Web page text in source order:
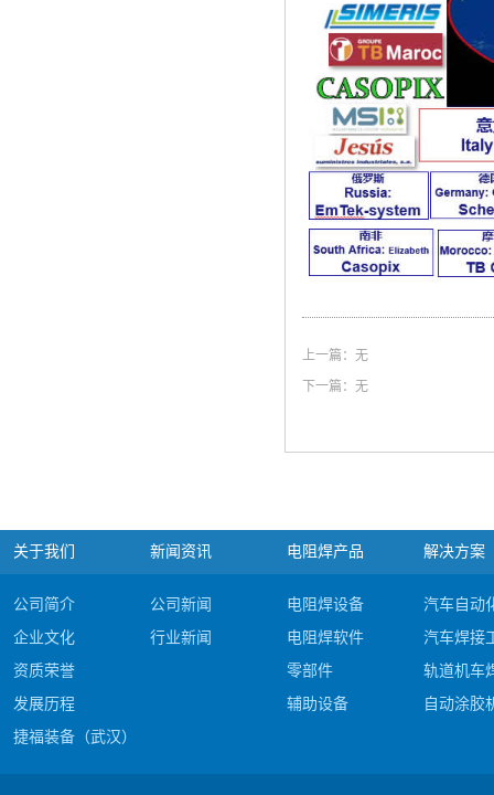
上一篇：无
下一篇：无
关于我们
公司简介
企业文化
资质荣誉
发展历程
捷福装备（武汉）股份有限公司电阻焊产品#c
新闻资讯
公司新闻
行业新闻
电阻焊产品
电阻焊设备
电阻焊软件
零部件
辅助设备
解决方案
汽车自动
汽车焊接
轨道机车
自动涂胶